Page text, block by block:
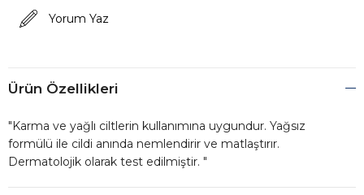
Yorum Yaz
Ürün Özellikleri
"Karma ve yağlı ciltlerin kullanımına uygundur. Yağsız
formülü ile cildi anında nemlendirir ve matlaştırır.
Dermatolojik olarak test edilmiştir. "